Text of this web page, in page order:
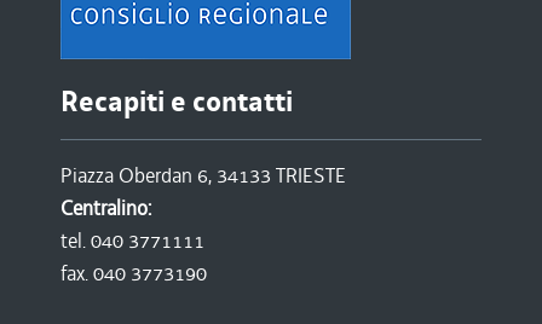
Recapiti e contatti
Piazza Oberdan 6, 34133 TRIESTE
Centralino:
tel. 040 3771111
fax. 040 3773190